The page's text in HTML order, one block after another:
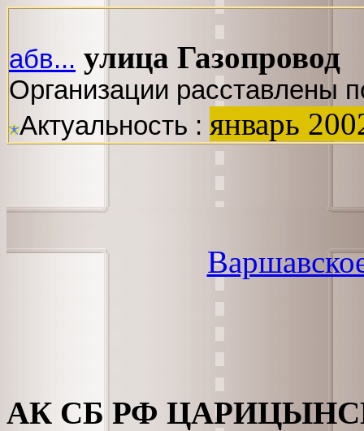
абв... улица Газопровод
Организации расставлены
Актуальность : январь
АК СБ РФ